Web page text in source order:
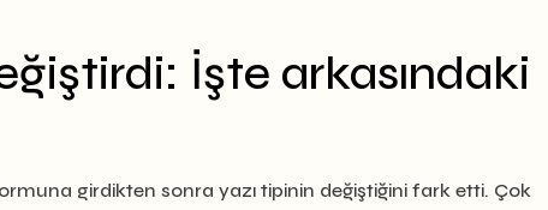
İşte arkasındaki
girdikten sonra yazı tipinin değiştiğini fark etti. Çok